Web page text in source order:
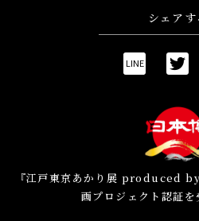
シェアす
LINE
『江戸東京あかり展 produced
画プロジェクト認証を